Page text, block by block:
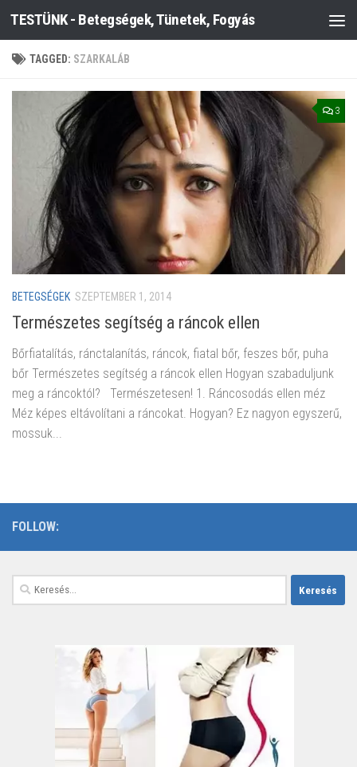
Skip to content
TESTÜNK - Betegségek, Tünetek, Fogyás
TAGGED: SZARKALÁB
3
BETEGSÉGEK SZEPTEMBER 1, 2014
Természetes segítség a ráncok ellen
Bőrfiatalítás, ránctalanítás, ráncok, fiatal bőr, feszes bőr, puha
bőr Természetes segítség a ráncok ellen Hogyan szabaduljunk
meg a ráncoktól? Természetesen! 1. Ráncosodás ellen méz
Méz képes eltávolítani a ráncokat. Hogyan? Ez nagyon egyszerű,
mossuk...
FOLLOW:
Keresés: